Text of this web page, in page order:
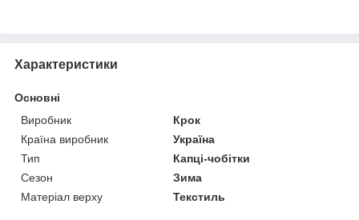
Характеристики
Основні
Виробник
Крок
Країна виробник
Україна
Тип
Капці-чобітки
Сезон
Зима
Матеріал верху
Текстиль